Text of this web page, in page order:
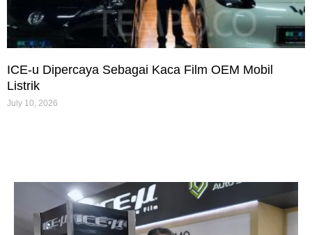
ICE-u Dipercaya Sebagai Kaca Film OEM Mobil
Listrik
July 10, 2026